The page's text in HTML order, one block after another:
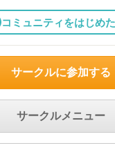
コミュニティをはじめ
サークルに参加する
サークルメニュー